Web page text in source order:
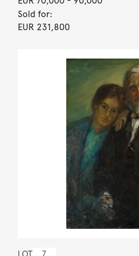
Sold for:
EUR 231,800